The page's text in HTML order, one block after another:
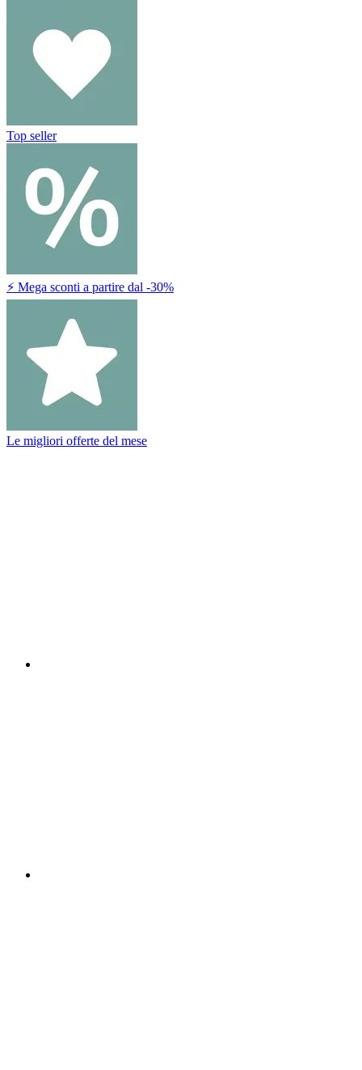
Top seller
⚡ Mega sconti a partire dal -30%
Le migliori offerte del mese